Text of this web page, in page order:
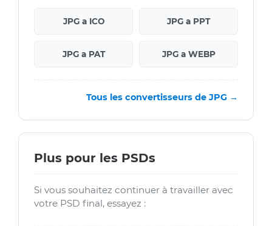
JPG a ICO JPG a PPT
JPG a PAT JPG a WEBP
Tous les convertisseurs de JPG →
Plus pour les PSDs
Si vous souhaitez continuer à travailler avec
votre PSD final, essayez :